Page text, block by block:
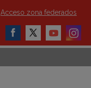
Acceso zona federados